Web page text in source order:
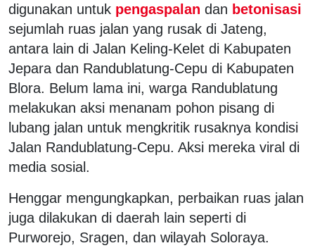
digunakan untuk pengaspalan dan betonisasi
sejumlah ruas jalan yang rusak di Jateng,
antara lain di Jalan Keling-Kelet di Kabupaten
Jepara dan Randublatung-Cepu di Kabupaten
Blora. Belum lama ini, warga Randublatung
melakukan aksi menanam pohon pisang di
lubang jalan untuk mengkritik rusaknya kondisi
Jalan Randublatung-Cepu. Aksi mereka viral di
media sosial.
Henggar mengungkapkan, perbaikan ruas jalan
juga dilakukan di daerah lain seperti di
Purworejo, Sragen, dan wilayah Soloraya.